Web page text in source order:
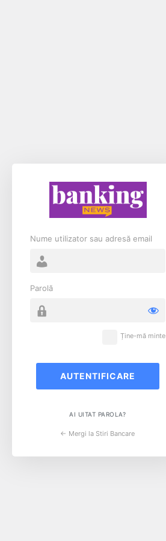
Nume utilizator sau adresă email
Parolă
Ține-mă minte
AI UITAT PAROLA?
← Mergi la Stiri Bancare